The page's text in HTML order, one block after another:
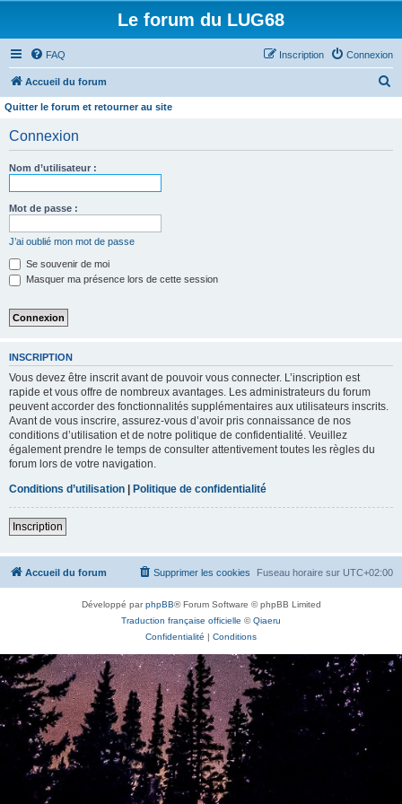
Le forum du LUG68
FAQ Connexion
Inscription
Accueil du forum
Quitter le forum et retourner au site
Connexion
Nom d’utilisateur :
Mot de passe :
J’ai oublié mon mot de passe
Se souvenir de moi
Masquer ma présence lors de cette session
INSCRIPTION
Vous devez être inscrit avant de pouvoir vous connecter. L’inscription est
rapide et vous offre de nombreux avantages. Les administrateurs du forum
peuvent accorder des fonctionnalités supplémentaires aux utilisateurs inscrits.
Avant de vous inscrire, assurez-vous d’avoir pris connaissance de nos
conditions d’utilisation et de notre politique de confidentialité. Veuillez
également prendre le temps de consulter attentivement toutes les règles du
forum lors de votre navigation.
Conditions d’utilisation
Politique de confidentialité
Inscription
Accueil du forum Fuseau horaire sur UTC+02:00
Supprimer les cookies
Développé parphpBB® Forum Software © phpBB Limited
Traduction française officielle ©Qiaeru
Confidentialité | Conditions